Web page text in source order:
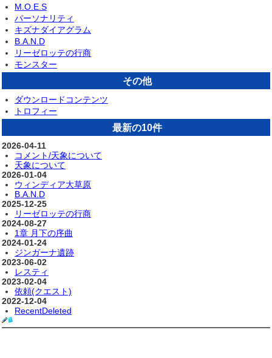
M.O.E.S
パーソナリティ
キズナダイアグラム
B.A.N.D
リーゼロッテの行商
モンスター
その他
ダウンロードコンテンツ
トロフィー
最新の10件
2026-04-11
コメント/天象について
天象について
2026-01-04
ウィンディア大草原
B.A.N.D
2025-12-25
リーゼロッテの行商
2024-08-27
1章 月下の序曲
2024-01-24
ジンガーナ遺跡
2023-06-02
レスティ
2023-02-04
依頼(クエスト)
2022-12-04
RecentDeleted